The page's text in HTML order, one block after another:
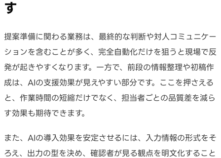
す
提案準備に関わる業務は、最終的な判断や対人コミュニケー
ションを含むことが多く、完全自動化だけを狙うと現場で反
発が起きやすくなります。一方で、前段の情報整理や初稿作
成は、AIの支援効果が見えやすい部分です。ここを押さえる
と、作業時間の短縮だけでなく、担当者ごとの品質差を減ら
す効果も期待できます。
また、AIの導入効果を安定させるには、入力情報の形式をそ
ろえ、出力の型を決め、確認者が見る観点を明文化すること